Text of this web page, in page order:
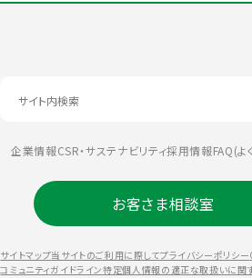
企業情報CSR・サステナビリティ採用情報FAQ(よ
お客さま相談室
サイトマップ当サイトのご利用に際してプライバシーポリシー
コミュニティガイドライン特定個人情報の適正な取扱いに関